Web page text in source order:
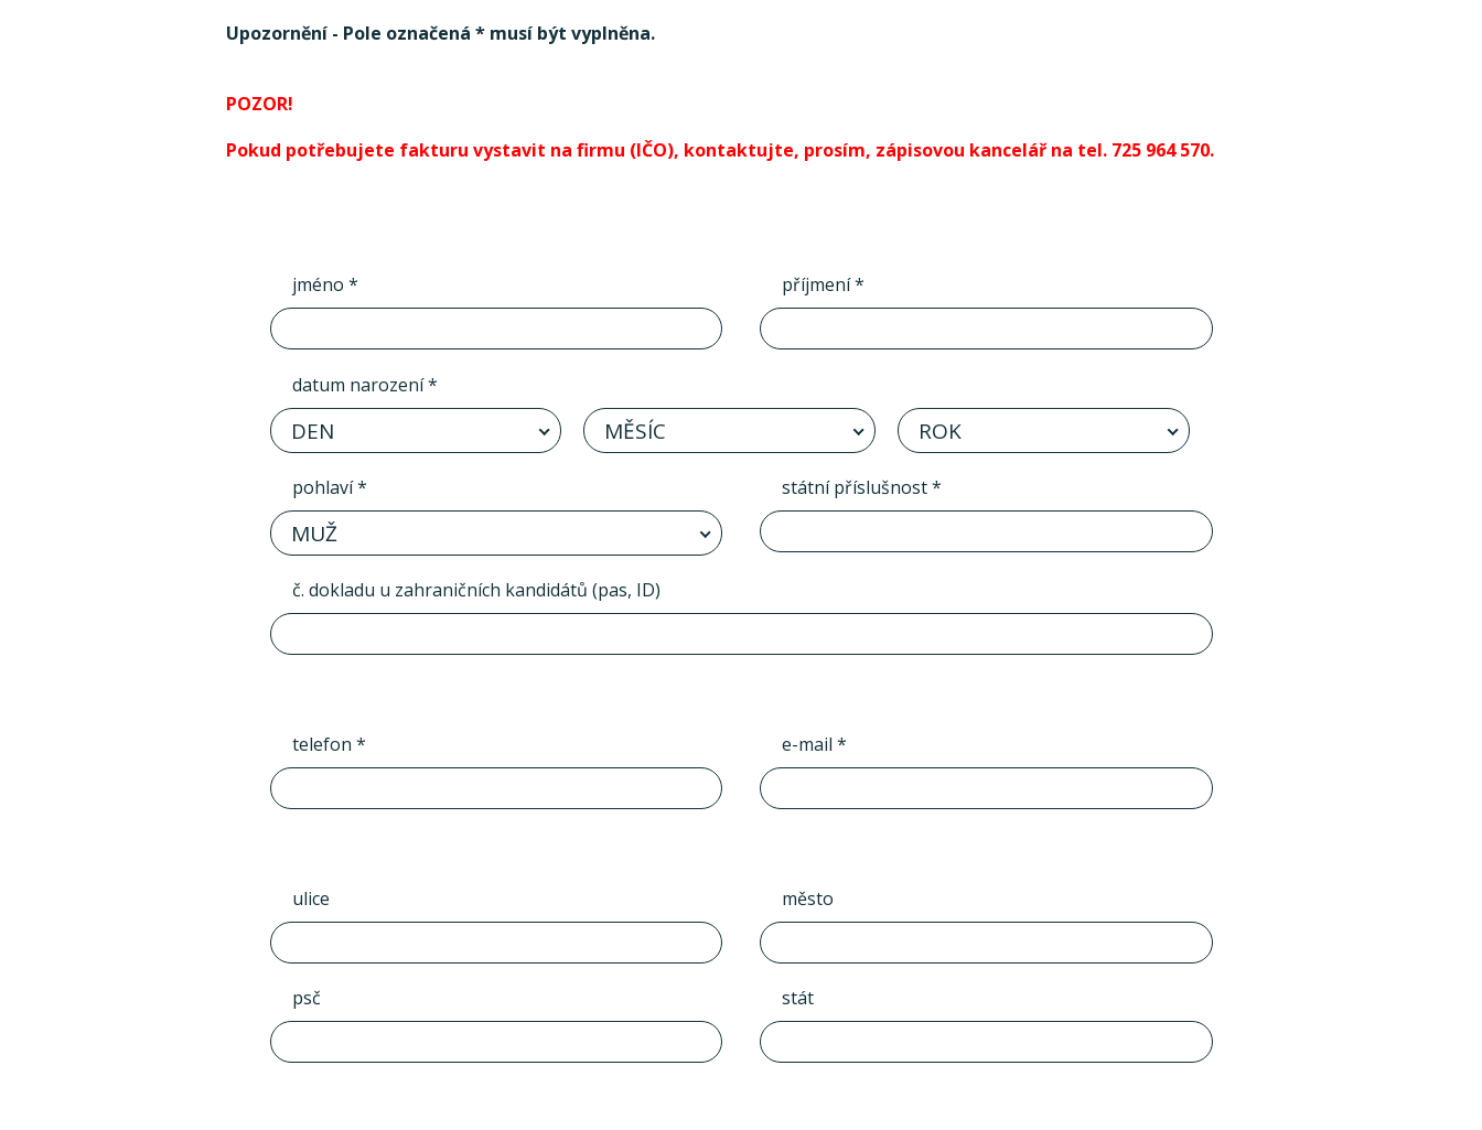
Upozornění - Pole označená * musí být vyplněna.
POZOR!
Pokud potřebujete fakturu vystavit na firmu (IČO), kontaktujte, prosím, zápisovou kancelář na tel. 725 964 570.
jméno * příjmení *
datum narození *
DEN MĚSÍC ROK
pohlaví *
MUŽ
státní příslušnost *
č. dokladu u zahraničních kandidátů (pas, ID)
telefon * e-mail *
ulice město
psč stát